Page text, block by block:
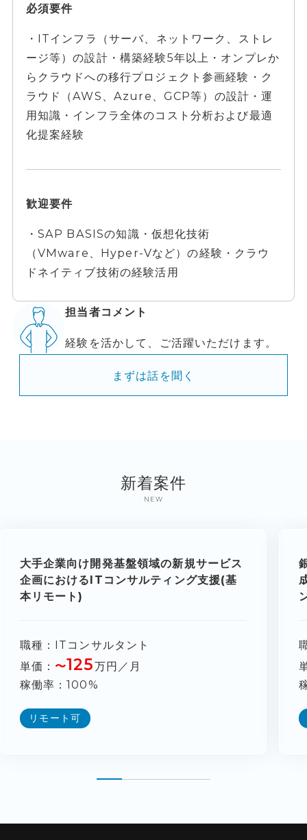
必須要件
・ITインフラ（サーバ、ネットワーク、ストレ
ージ等）の設計・構築経験5年以上・オンプレか
らクラウドへの移行プロジェクト参画経験・ク
ラウド（AWS、Azure、GCP等）の設計・運
用知識・インフラ全体のコスト分析および最適
化提案経験
歓迎要件
・SAP BASISの知識・仮想化技術
（VMware、Hyper-Vなど）の経験・クラウ
ドネイティブ技術の経験活用
担当者コメント
経験を活かして、ご活躍いただけます。
まずは話を聞く
新着案件
NEW
大手企業向け開発基盤領域の新規サービス
企画におけるITコンサルティング支援(基
本リモート)
職種
ITコンサルタント
単価
〜125万円／月
稼働率
100%
リモート可